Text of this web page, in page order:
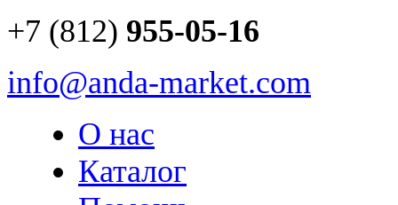
+7 (812) 955-05-16
info@anda-market.com
О нас
Каталог